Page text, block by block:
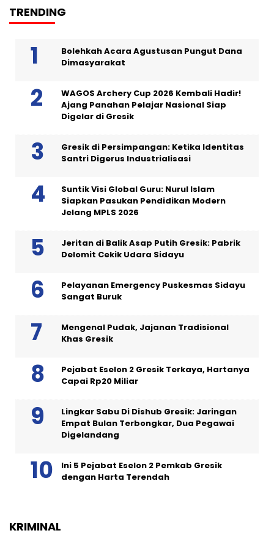
TRENDING
Bolehkah Acara Agustusan Pungut Dana
Dimasyarakat
WAGOS Archery Cup 2026 Kembali Hadir!
Ajang Panahan Pelajar Nasional Siap
Digelar di Gresik
Gresik di Persimpangan: Ketika Identitas
Santri Digerus Industrialisasi
Suntik Visi Global Guru: Nurul Islam
Siapkan Pasukan Pendidikan Modern
Jelang MPLS 2026
Jeritan di Balik Asap Putih Gresik: Pabrik
Delomit Cekik Udara Sidayu
Pelayanan Emergency Puskesmas Sidayu
Sangat Buruk
Mengenal Pudak, Jajanan Tradisional
Khas Gresik
Pejabat Eselon 2 Gresik Terkaya, Hartanya
Capai Rp20 Miliar
Lingkar Sabu Di Dishub Gresik: Jaringan
Empat Bulan Terbongkar, Dua Pegawai
Digelandang
Ini 5 Pejabat Eselon 2 Pemkab Gresik
dengan Harta Terendah
KRIMINAL